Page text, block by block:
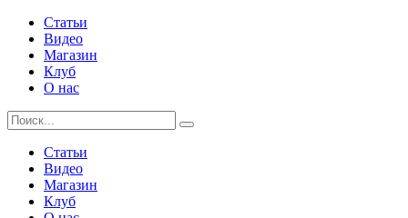
Статьи
Видео
Магазин
Клуб
О нас
Статьи
Видео
Магазин
Клуб